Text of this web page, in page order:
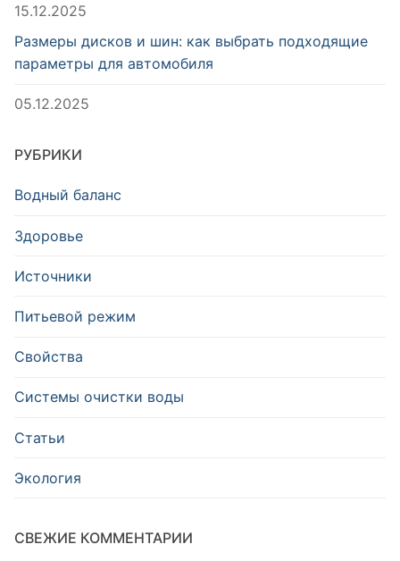
15.12.2025
Размеры дисков и шин: как выбрать подходящие
параметры для автомобиля
05.12.2025
РУБРИКИ
Водный баланс
Здоровье
Источники
Питьевой режим
Свойства
Системы очистки воды
Статьи
Экология
СВЕЖИЕ КОММЕНТАРИИ